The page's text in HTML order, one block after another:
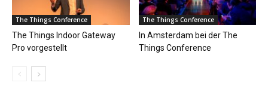
The Things Conference
The Things Indoor Gateway
Pro vorgestellt
The Things Conference
In Amsterdam bei der The
Things Conference